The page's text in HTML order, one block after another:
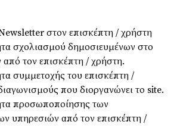
στον επισκέπτη / χρήστη
σχολιασμού δημοσιευμένων στο
τον επισκέπτη / χρήστη.
συμμετοχής του επισκέπτη /
που διοργανώνει το site.
προσωποποίησης των
υπηρεσιών από τον επισκέπτη /